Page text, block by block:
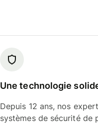
Une technologie
Depuis 12 ans, nos
systèmes de sécurité de